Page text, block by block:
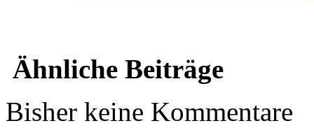
Ähnliche Beiträge
Bisher keine Kommentare